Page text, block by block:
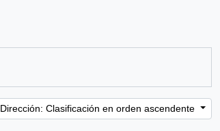
Dirección: Clasificación en orden ascendente